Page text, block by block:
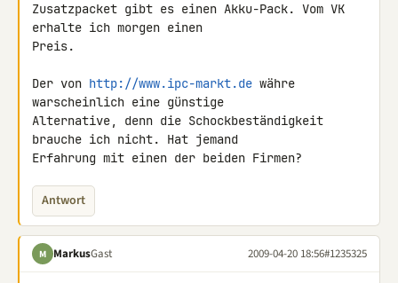
Zusatzpacket gibt es einen Akku-Pack. Vom VK
erhalte ich morgen einen
Preis.
Der von http://www.ipc-markt.de währe
warscheinlich eine günstige
Alternative, denn die Schockbeständigkeit
brauche ich nicht. Hat jemand
Erfahrung mit einen der beiden Firmen?
Antwort
M MarkusGast 2009-04-20 18:56#1235325